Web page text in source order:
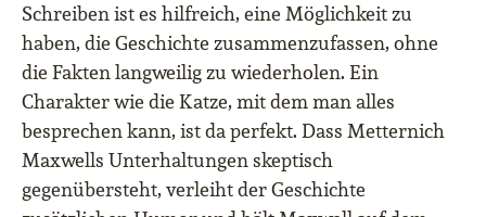
Schreiben ist es hilfreich, eine Möglichkeit zu
haben, die Geschichte zusammenzufassen, ohne
die Fakten langweilig zu wiederholen. Ein
Charakter wie die Katze, mit dem man alles
besprechen kann, ist da perfekt. Dass Metternich
Maxwells Unterhaltungen skeptisch
gegenübersteht, verleiht der Geschichte